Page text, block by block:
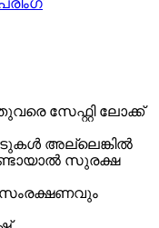
സേഫ്റ്റി ലോക്ക്
അല്ലെങ്കിൽ
സുരക്ഷ
സംരക്ഷണവും